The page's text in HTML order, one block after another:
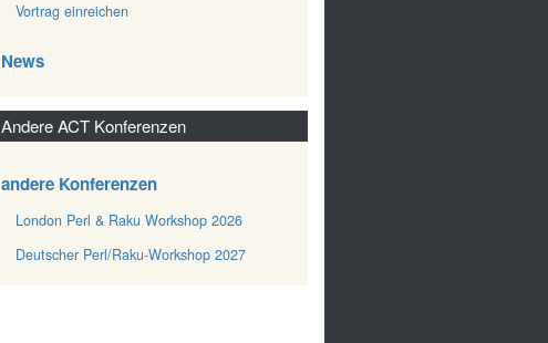
Vortrag einreichen
News
Andere ACT Konferenzen
andere Konferenzen
London Perl & Raku Workshop 2026
Deutscher Perl/Raku-Workshop 2027